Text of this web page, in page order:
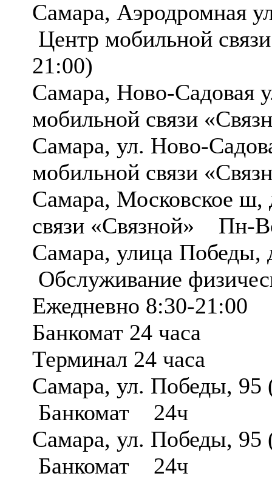
Самара,
Центр мобильной
21:00)
Самара, Ново-
мобильной связи
Самара, ул. Ново-
мобильной связи
Самара, Московское
связи «Связной» Пн-
Самара, улица
Обслуживание
Ежедневно 8:30-21:00
Банкомат 24 часа
Терминал 24 часа
Самара, ул. Победы,
Банкомат 24ч
Самара, ул. Победы, 95
Банкомат 24ч